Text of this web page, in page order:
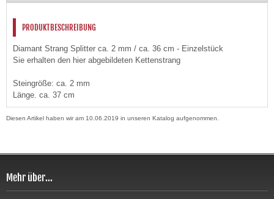
PRODUKTBESCHREIBUNG
Diamant Strang Splitter ca. 2 mm / ca. 36 cm - Einzelstück
Sie erhalten den hier abgebildeten Kettenstrang
Steingröße: ca. 2 mm
Länge. ca. 37 cm
Diesen Artikel haben wir am 10.06.2019 in unseren Katalog aufgenommen.
Mehr über...